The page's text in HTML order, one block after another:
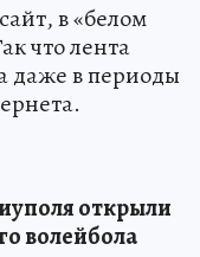
в «белом
что лента
даже в периоды
открыли
волейбола